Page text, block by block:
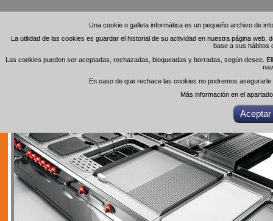
Una cookie o galleta informática es un pequeño archivo de
La utilidad de las cookies es guardar el historial de su actividad en nuestra página
base a sus hábitos
Las cookies pueden ser aceptadas, rechazadas, bloqueadas y borradas, según desee.
En caso de que rechace las cookies no podremos
Más información en el
Una cookie o galleta informática es un pequeño archivo de
La utilidad de las cookies es guardar el historial de su actividad en nuestra página
base a sus hábitos
Las cookies pueden ser aceptadas, rechazadas, bloqueadas y borradas, según desee.
En caso de que rechace las cookies no podremos
Más información en el